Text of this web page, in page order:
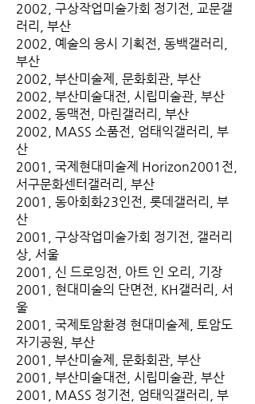
2002, 구상작업미술가회 정기전, 교문갤
러리, 부산
2002, 예술의 응시 기획전, 동백갤러리,
부산
2002, 부산미술제, 문화회관, 부산
2002, 부산미술대전, 시립미술관, 부산
2002, 동맥전, 마린갤러리, 부산
2002, MASS 소품전, 엄태익갤러리, 부
산
2001, 국제현대미술제 Horizon2001전,
서구문화센터갤러리, 부산
2001, 동아회화23인전, 롯데갤러리, 부
산
2001, 구상작업미술가회 정기전, 갤러리
상, 서울
2001, 신 드로잉전, 아트 인 오리, 기장
2001, 현대미술의 단면전, KH갤러리, 서
울
2001, 국제토암환경 현대미술제, 토암도
자기공원, 부산
2001, 부산미술제, 문화회관, 부산
2001, 부산미술대전, 시립미술관, 부산
2001, MASS 정기전, 엄태익갤러리, 부